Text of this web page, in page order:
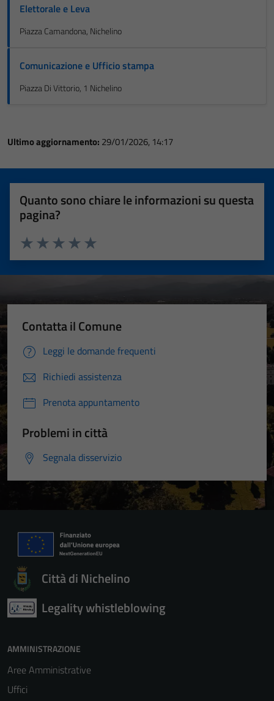
Elettorale e Leva
Piazza Camandona, Nichelino
Comunicazione e Ufficio stampa
Piazza Di Vittorio, 1 Nichelino
Ultimo aggiornamento: 29/01/2026, 14:17
Quanto sono chiare le informazioni su questa
pagina?
Valuta 5 stelle su 5
Valuta 4 stelle su 5
Valuta 3 stelle su 5
Valuta 2 stelle su 5
Valuta 1 stelle su 5
Contatta il Comune
Leggi le domande frequenti
Richiedi assistenza
Prenota appuntamento
Problemi in città
Segnala disservizio
Città di Nichelino
Legality whistleblowing
AMMINISTRAZIONE
Aree Amministrative
Uffici